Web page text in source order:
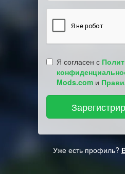
Я согласен с
Mods.com и
Уже есть профиль?